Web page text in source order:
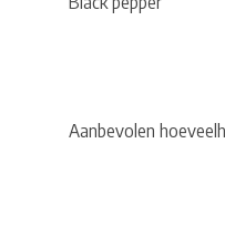
Aanbevolen